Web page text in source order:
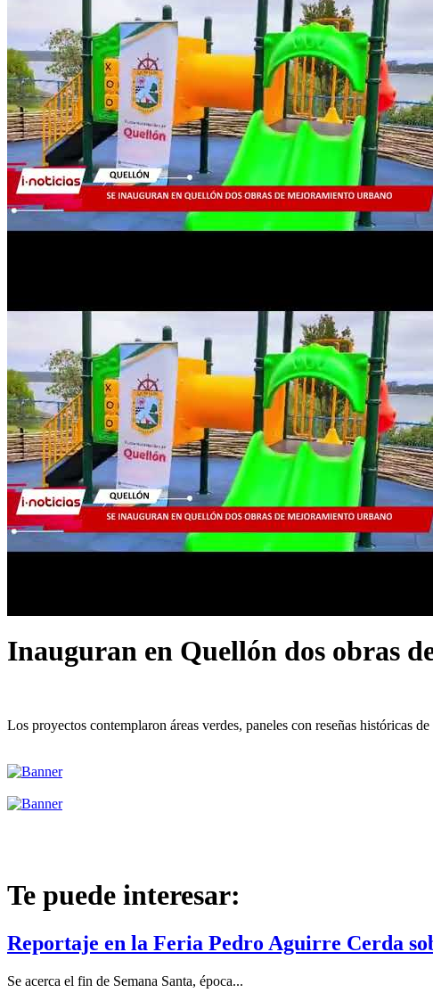
Inauguran en Quellón dos obras
Los proyectos contemplaron áreas verdes, paneles con reseñas históricas
Te puede interesar:
Reportaje en la Feria Pedro Aguirre Cerda
Se acerca el fin de Semana Santa, época...